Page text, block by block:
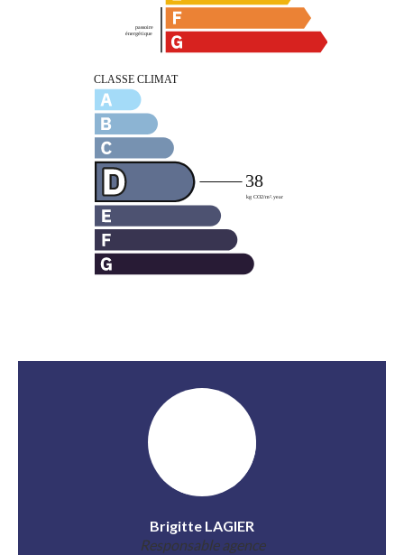
Brigitte LAGIER
Responsable agence